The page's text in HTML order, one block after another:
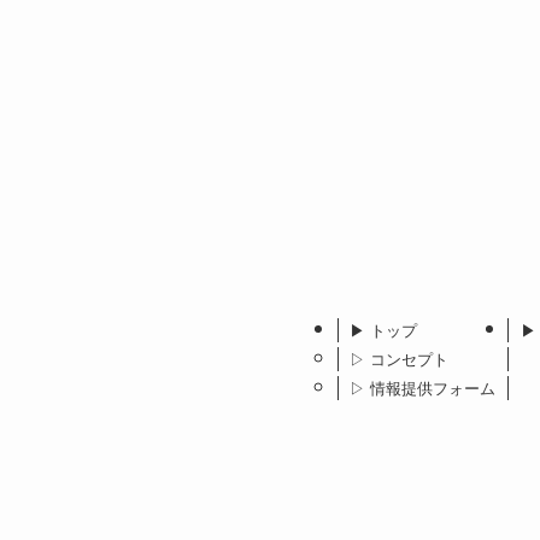
▶︎ トップ
▷ コンセプト
▷ 情報提供フォーム
▶︎